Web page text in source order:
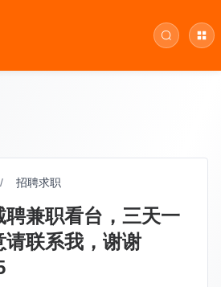
/ 招聘求职
聘兼职看台，三天一
请联系我，谢谢